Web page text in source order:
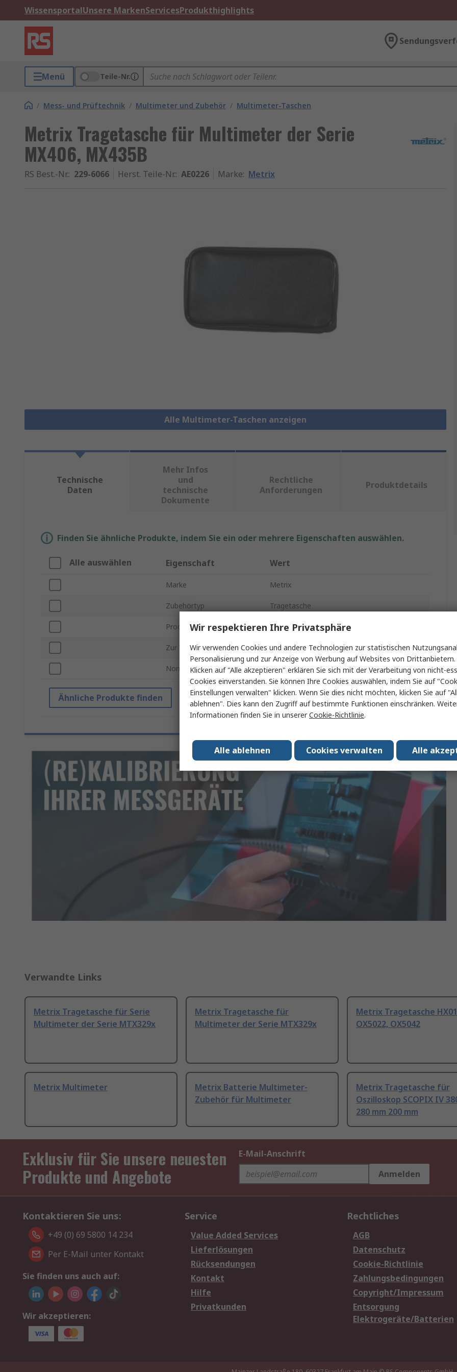
WissensportalUnsere MarkenServicesProdukthighlights
Menü Teile-Nr.
/ Mess- und Prüftechnik / Multimeter und Zubehör / Multimeter-Taschen
Metrix Tragetasche für Multimeter der Serie
MX406, MX435B
RS Best.-Nr.: 229-6066 Herst. Teile-Nr.: AE0226 Marke: Metrix
Alle Multimeter-Taschen anzeigen
Technische
Daten
Mehr Infos
und
technische
Dokumente
Rechtliche
Anforderungen
Produktdetails
Finden Sie ähnliche Produkte, indem Sie ein oder mehrere Eigenschaften auswählen.
Alle auswählen Eigenschaft Wert
Marke Metrix
Zubehörtyp Tragetasche
Produkt Typ Tragetasche
Zur Verwendung mit Multimeter der Serie MX406, MX435B
Normen/Zulassungen No
Ähnliche Produkte finden
Verwandte Links
Metrix Tragetasche für Serie
Multimeter der Serie MTX329x
Metrix Tragetasche für
Multimeter der Serie MTX329x
Metrix Tragetasche
OX5022, OX5042
Metrix Multimeter
Metrix Batterie Multimeter-
Zubehör für Multimeter
Metrix Tragetasche für
Oszilloskop SCOPIX IV
280 mm 200 mm
Exklusiv für Sie unsere neuesten
Produkte und Angebote
E-Mail-Anschrift
Anmelden
Kontaktieren Sie uns:
+49 (0) 69 5800 14 234
Per E-Mail unter Kontakt
Sie finden uns auch auf:
Wir akzeptieren:
Service
Value Added Services
Lieferlösungen
Rücksendungen
Kontakt
Hilfe
Privatkunden
Rechtliches
AGB
Datenschutz
Cookie-Richtlinie
Zahlungsbedingungen
Copyright/Impressum
Entsorgung
Elektrogeräte/Batterien
Wir respektieren Ihre Privatsphäre
Wir verwenden Cookies und andere Technologien zur statistischen
Personalisierung und zur Anzeige von Werbung auf Websites von
Klicken auf "Alle akzeptieren" erklären Sie sich mit der Verarbeitung von nicht-
Cookies einverstanden. Sie können Ihre Cookies auswählen, indem Sie auf
Einstellungen verwalten" klicken. Wenn Sie dies nicht möchten, klicken Sie auf
ablehnen". Dies kann den Zugriff auf bestimmte Funktionen einschränken.
Informationen finden Sie in unsererCookie-Richtlinie.
Alle
Cookies verwalten
Alle ablehnen